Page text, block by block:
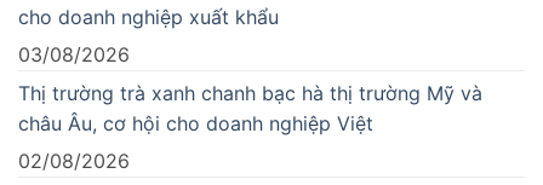
cho doanh nghiệp xuất khẩu
03/08/2026
Thị trường trà xanh chanh bạc hà thị trường Mỹ và
châu Âu, cơ hội cho doanh nghiệp Việt
02/08/2026